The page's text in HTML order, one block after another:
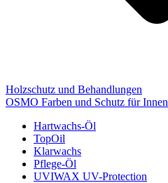
Holzschutz und Behandlungen
OSMO Farben und Schutz für Innen
Hartwachs-Öl
TopOil
Klarwachs
Pflege-Öl
UVIWAX UV-Protection